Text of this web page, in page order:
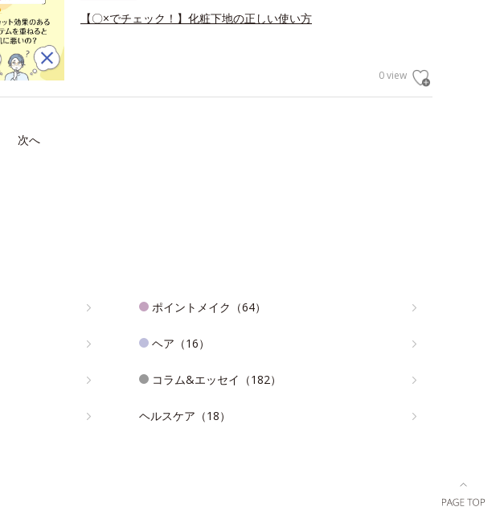
【〇×でチェック！】化粧下地の正しい使い方
0 view
次へ
ポイントメイク（64）
ヘア（16）
コラム&エッセイ（182）
ヘルスケア（18）